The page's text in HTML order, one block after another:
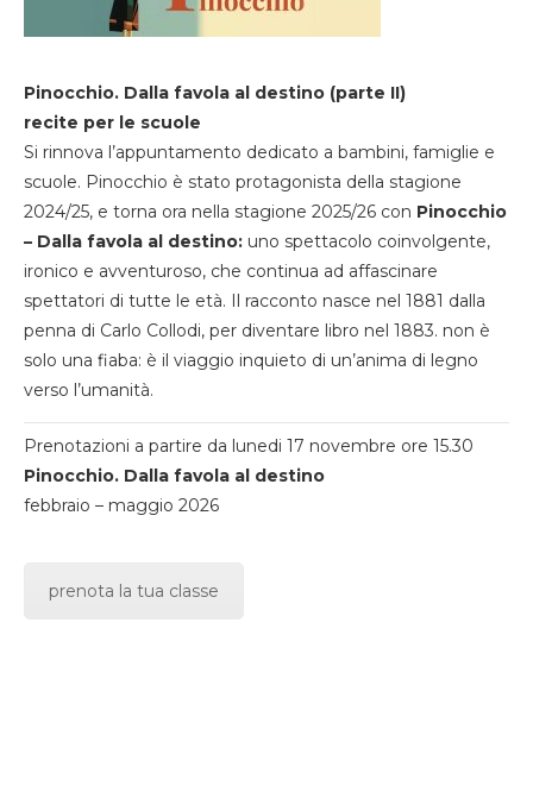
Pinocchio. Dalla favola al destino (parte II)
recite per le scuole
Si rinnova l’appuntamento dedicato a bambini, famiglie e
scuole. Pinocchio è stato protagonista della stagione
2024/25, e torna ora nella stagione 2025/26 con Pinocchio
– Dalla favola al destino: uno spettacolo coinvolgente,
ironico e avventuroso, che continua ad affascinare
spettatori di tutte le età. Il racconto nasce nel 1881 dalla
penna di Carlo Collodi, per diventare libro nel 1883. non è
solo una fiaba: è il viaggio inquieto di un’anima di legno
verso l’umanità.
Prenotazioni a partire da lunedi 17 novembre ore 15.30
Pinocchio. Dalla favola al destino
febbraio – maggio 2026
prenota la tua classe